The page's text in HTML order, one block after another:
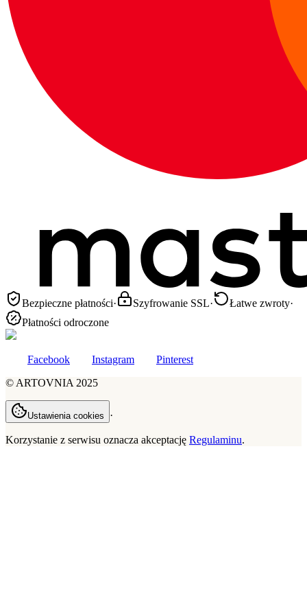
Bezpieczne płatności· Szyfrowanie SSL· Łatwe zwroty·
Płatności odroczone
Facebook Instagram
Pinterest
© ARTOVNIA 2025
Ustawienia cookies ·
Korzystanie z serwisu oznacza akceptację Regulaminu.